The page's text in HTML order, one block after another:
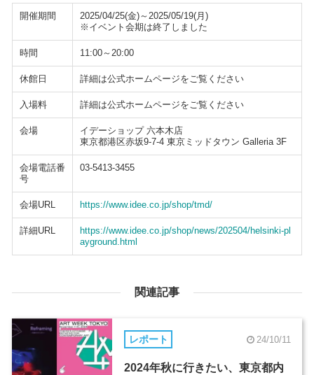
開催期間
2025/04/25(金)～2025/05/19(月)
※イベント会期は終了しました
時間 11:00～20:00
休館日 詳細は公式ホームページをご覧ください
入場料 詳細は公式ホームページをご覧ください
会場
イデーショップ 六本木店
東京都港区赤坂9-7-4 東京ミッドタウン Galleria 3F
会場電話番
号
03-5413-3455
会場URL https://www.idee.co.jp/shop/tmd/
詳細URL
https://www.idee.co.jp/shop/news/202504/helsinki-pl
ayground.html
関連記事
レポート 24/10/11
2024年秋に行きたい、東京都内